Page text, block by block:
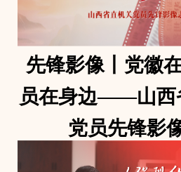
先锋影像丨党徽
员在身边——山西
党员先锋影